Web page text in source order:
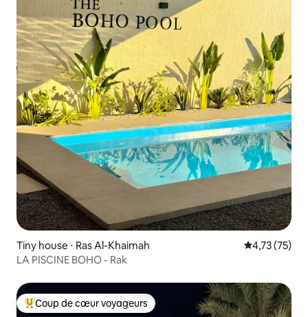
Tiny house ⋅ Ras Al-Khaimah Évaluation
4,73 (75)
LA PISCINE BOHO - Rak
Coups de cœur voyageurs les plus appréciés
Coup de cœur voyageurs